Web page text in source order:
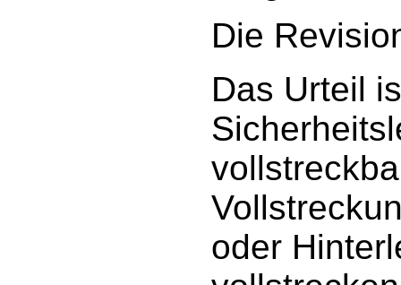
Die
Das Urteil
oder